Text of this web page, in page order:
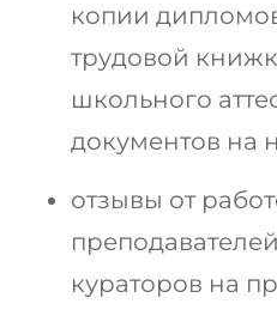
копии
трудовой
школьного
документов на
отзывы от
кураторов на